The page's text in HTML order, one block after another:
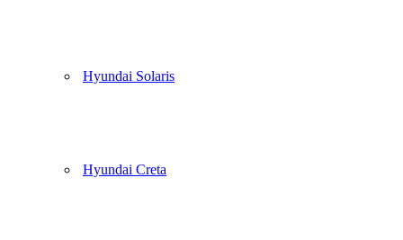
Hyundai Solaris
Hyundai Creta